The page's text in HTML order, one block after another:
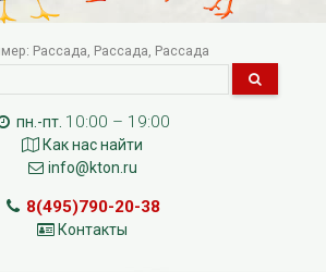
Рассада Рассада Рассада
пн.-пт. 10:00 – 19:00
Как нас найти
info@kton.ru
8(495)790-20-38
Контакты